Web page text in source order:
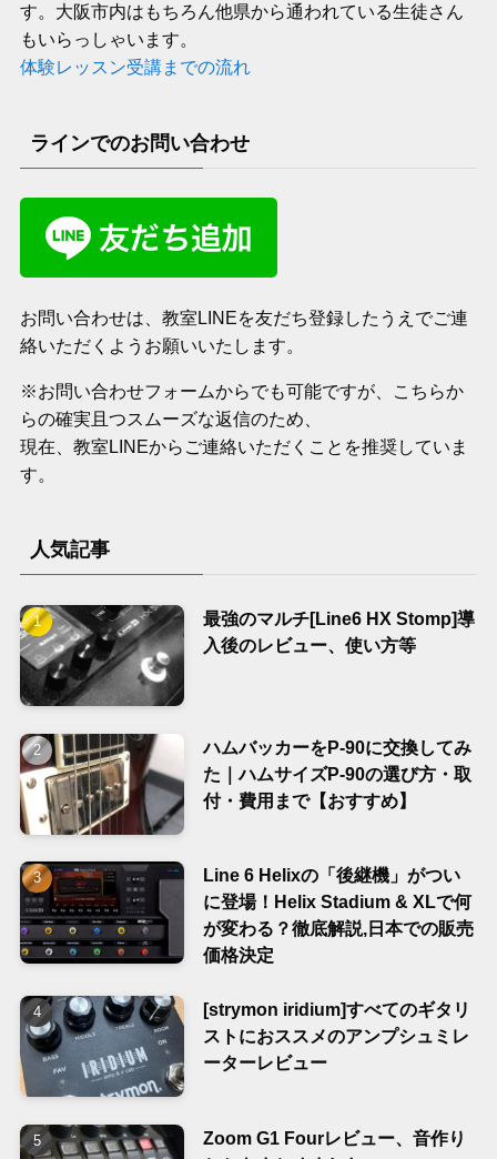
す。大阪市内はもちろん他県から通われている生徒さん
もいらっしゃいます。
体験レッスン受講までの流れ
ラインでのお問い合わせ
お問い合わせは、教室LINEを友だち登録したうえでご連
絡いただくようお願いいたします。
※お問い合わせフォームからでも可能ですが、こちらか
らの確実且つスムーズな返信のため、
現在、教室LINEからご連絡いただくことを推奨していま
す。
人気記事
最強のマルチ[Line6 HX Stomp]導
入後のレビュー、使い方等
ハムバッカーをP-90に交換してみ
た｜ハムサイズP-90の選び方・取
付・費用まで【おすすめ】
Line 6 Helixの「後継機」がつい
に登場！Helix Stadium & XLで何
が変わる？徹底解説,日本での販売
価格決定
[strymon iridium]すべてのギタリ
ストにおススメのアンプシュミレ
ーターレビュー
Zoom G1 Fourレビュー、音作り